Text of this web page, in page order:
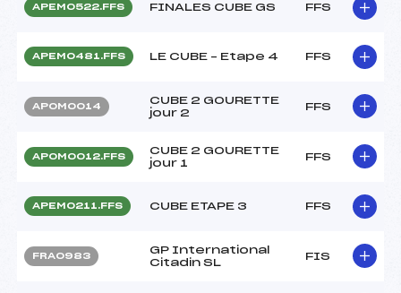
APEM0522.FFS FINALES CUBE GS FFS
APEM0481.FFS LE CUBE – Etape 4 FFS
APOM0014
CUBE 2 GOURETTE
jour 2
FFS
APOM0012.FFS
CUBE 2 GOURETTE
jour 1
FFS
APEM0211.FFS CUBE ETAPE 3 FFS
FRA0983
GP International
Citadin SL
FIS